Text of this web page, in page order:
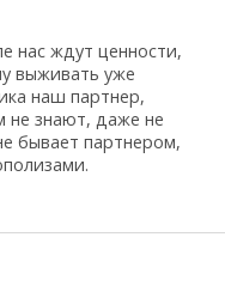
нас ждут ценности,
выживать уже
наш партнер,
не знают, даже не
бывает партнером,